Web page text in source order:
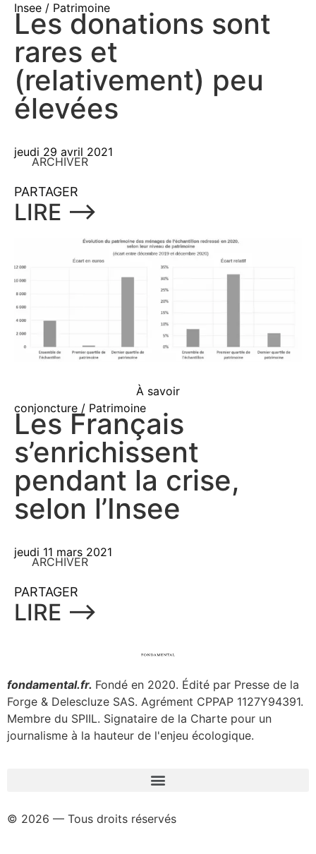
Insee / Patrimoine
Les donations sont
rares et
(relativement) peu
élevées
jeudi 29 avril 2021
ARCHIVER
PARTAGER
LIRE ⟶
À savoir
conjoncture / Patrimoine
Les Français
s’enrichissent
pendant la crise,
selon l’Insee
jeudi 11 mars 2021
ARCHIVER
PARTAGER
LIRE ⟶
fondamental.fr. Fondé en 2020. Édité par Presse de la
Forge & Delescluze SAS. Agrément CPPAP 1127Y94391.
Membre du SPIIL. Signataire de la Charte pour un
journalisme à la hauteur de l'enjeu écologique.
© 2026 — Tous droits réservés